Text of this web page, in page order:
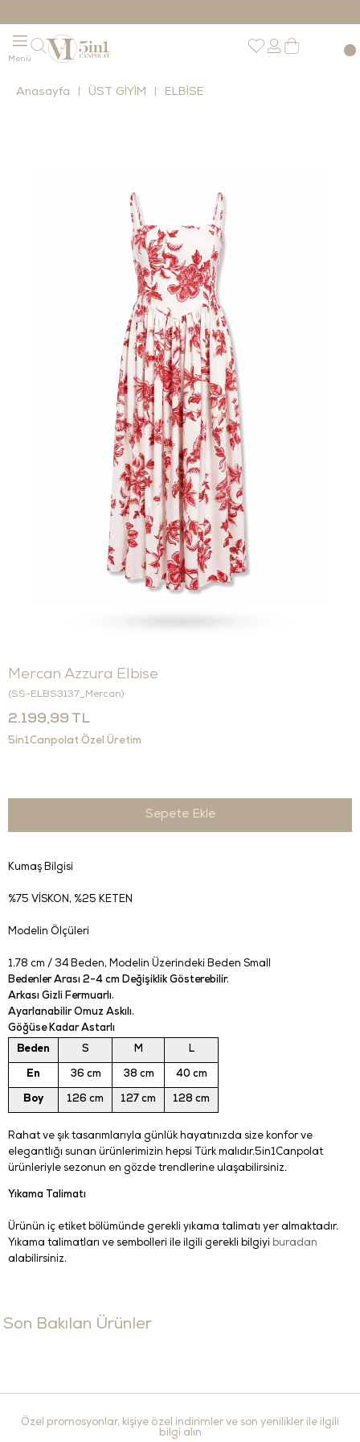
Anasayfa ÜST GİYİM ELBİSE
Mercan Azzura Elbise
(SS-ELBS3137_Mercan)
2.199,99 TL
5in1Canpolat Özel Üretim
Kumaş Bilgisi
%75 VİSKON, %25 KETEN
Modelin Ölçüleri
1.78 cm / 34 Beden, Modelin Üzerindeki Beden Small
Bedenler Arası 2-4 cm Değişiklik Gösterebilir.
Arkası Gizli Fermuarlı.
Ayarlanabilir Omuz Askılı.
Göğüse Kadar Astarlı
Beden
S M L
En 36 cm 38 cm 40 cm
Boy 126 cm 127 cm 128 cm
Rahat ve şık tasarımlarıyla günlük hayatınızda size konfor ve
elegantlığı sunan ürünlerimizin hepsi Türk malıdır.5in1Canpolat
ürünleriyle sezonun en gözde trendlerine ulaşabilirsiniz.
Yıkama Talimatı
Ürünün iç etiket bölümünde gerekli yıkama talimatı yer almaktadır.
Yıkama talimatları ve sembolleri ile ilgili gerekli bilgiyi buradan
alabilirsiniz.
Son Bakılan Ürünler
Özel promosyonlar, kişiye özel indirimler ve son yenilikler ile ilgili
bilgi alın